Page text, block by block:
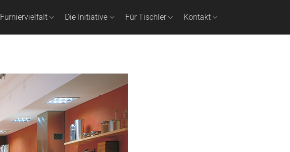
Furniervielfalt Die Initiative Für Tischler Kontakt